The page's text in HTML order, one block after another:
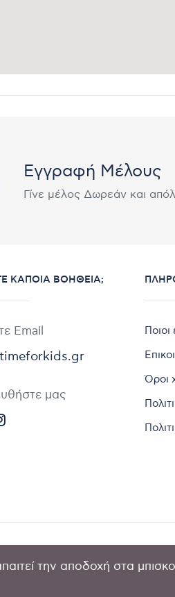
Εγγραφή Μέλους
Γίνε μέλος Δωρεάν και
ΚΆΠΟΙΑ ΒΟΉΘΕΙΑ;
Email
μας
Ποιοι
Όροι
Copyright ©
την αποδοχή στα